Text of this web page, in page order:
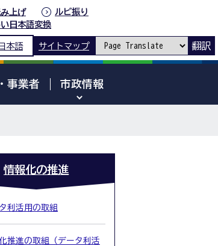
上げ
ルビ振り
日本語変換
本語 サイトマップ 翻訳
事業者 市政情報
情報化の推進
利活用の取組
推進の取組（データ利活